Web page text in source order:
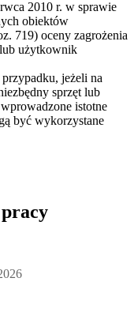
2010 r. w sprawie
obiektów
719) oceny zagrożenia
użytkownik
jeżeli na
sprzęt lub
istotne
być wykorzystane
Jaśkowski -